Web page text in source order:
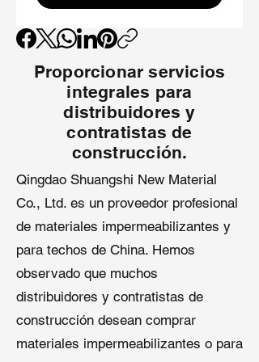
desdeUSD 3.00 a 4.50 / m²
dependiendo de tipos y
especificaciones.
¿Por qué Qingdao Shuangshi ofrece
mejores precios en techados
Como proveedor experimentado de
rollos de goma EPDM, Qingdao
Shuangshi tiene las siguientes
ventajas sobre otros competidores:
Precios directos de fábrica
intermediarios, de la fábrica
directamente a los contratistas de
construcción, reduciendo costos
de corredores y almacenamiento.
Proporcionar servicios
integrales para
distribuidores y
contratistas de
construcción.
Qingdao Shuangshi New Material
Co., Ltd. es un proveedor profesional
de materiales impermeabilizantes y
para techos de China. Hemos
observado que muchos
distribuidores y contratistas de
construcción desean comprar
materiales impermeabilizantes o para